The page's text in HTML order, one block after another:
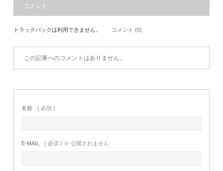
コメント
トラックバックは利用できません。 コメント (0)
この記事へのコメントはありません。
名前 ( 必須 )
E-MAIL ( 必須 ) ※ 公開されません